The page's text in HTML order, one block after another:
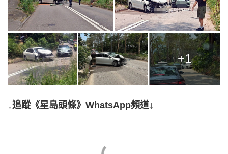
+1
↓追蹤《星島頭條》WhatsApp頻道↓